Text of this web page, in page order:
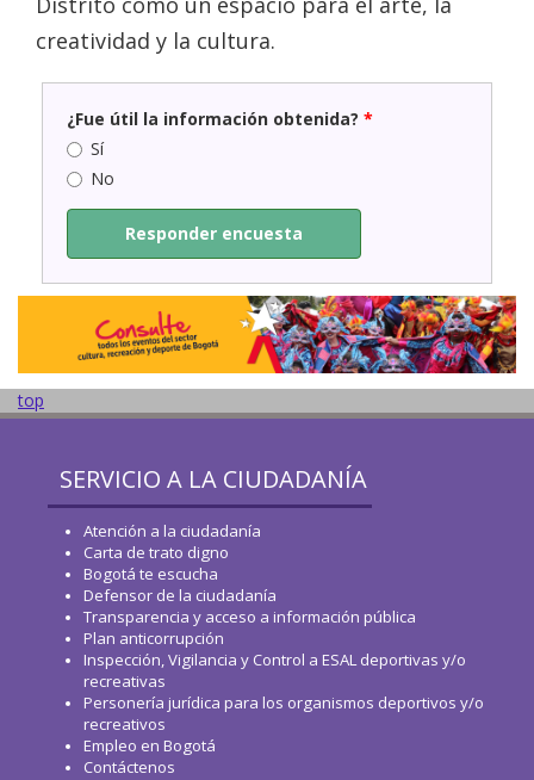
creatividad y la cultura.
¿Fue útil la información obtenida? *
Sí
No
Responder encuesta
top
SERVICIO A LA CIUDADANÍA
Atención a la ciudadanía
Carta de trato digno
Bogotá te escucha
Defensor de la ciudadanía
Transparencia y acceso a información pública
Plan anticorrupción
Inspección, Vigilancia y Control a ESAL deportivas y/o
recreativas
Personería jurídica para los organismos deportivos y/o
recreativos
Empleo en Bogotá
Contáctenos